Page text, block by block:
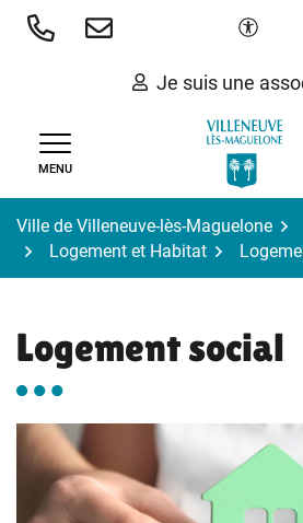
Aller
Je suis une
MENU
Ville de Villeneuve-lès-Maguelone
Logement et Habitat
Logement social